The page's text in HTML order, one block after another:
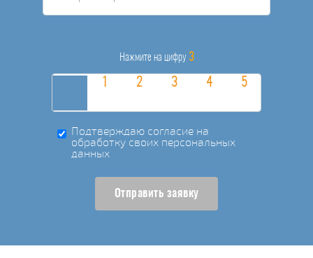
Нажмите на цифру 3
Подтверждаю согласие на
обработку своих персональных
данных
Отправить заявку